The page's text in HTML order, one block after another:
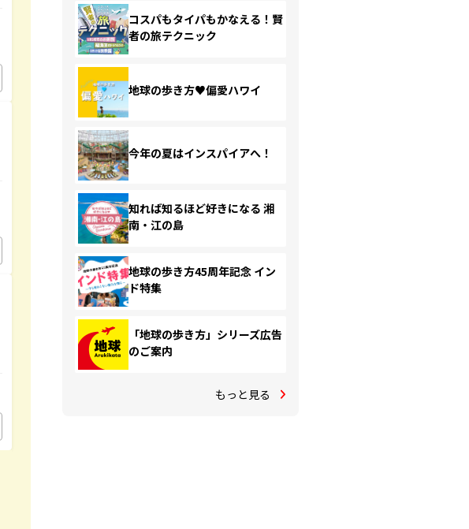
コスパもタイパもかなえる！賢
者の旅テクニック
地球の歩き方♥偏愛ハワイ
今年の夏はインスパイアへ！
知れば知るほど好きになる 湘
南・江の島
地球の歩き方45周年記念 イン
ド特集
「地球の歩き方」シリーズ広告
のご案内
もっと見る